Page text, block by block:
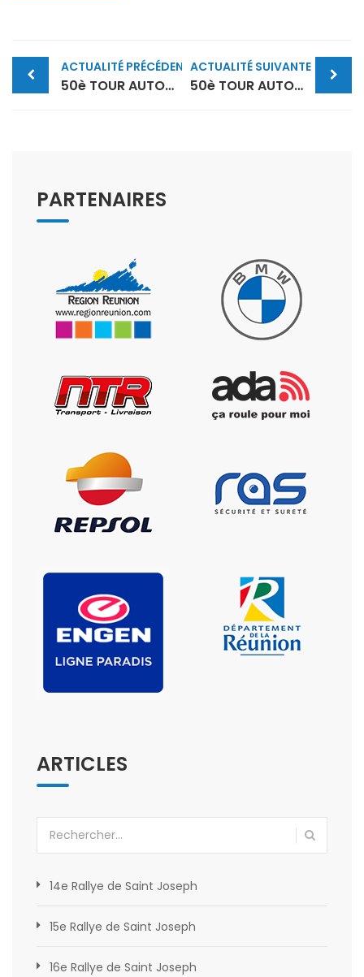
Post
navigation
ACTUALITÉ PRÉCÉDENTE
50è TOUR AUTO NTR-PEUGEOT – NOTE D’INFORMATION N°1
ACTUALITÉ SUIVANTE
50è TOUR AUTO NTR-PEUGEOT – ADDITIF N°1
PARTENAIRES
ARTICLES
Rechercher :
14e Rallye de Saint Joseph
15e Rallye de Saint Joseph
16e Rallye de Saint Joseph